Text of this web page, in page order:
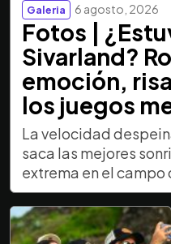
Galeria 6 agosto, 2026
Fotos |
Sivarland?
emoción,
los juegos
La velocidad
saca las mejores
extrema en el campo